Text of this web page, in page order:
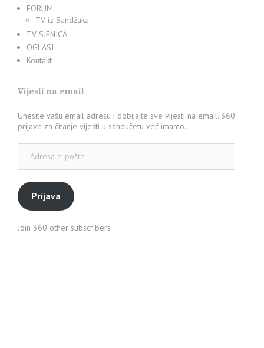
FORUM
TV iz Sandžaka
TV SJENICA
OGLASI
Kontakt
Vijesti na email
Unesite vašu email adresu i dobijajte sve vijesti na email. 360
prijave za čitanje vijesti u sandučetu već imamo.
pošte
Prijava
Join 360 other subscribers